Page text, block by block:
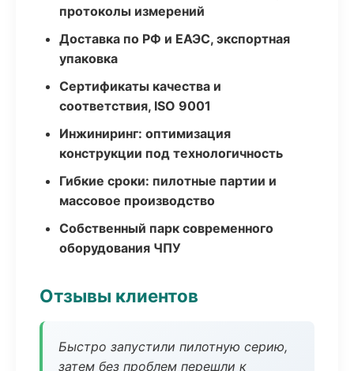
протоколы измерений
Доставка по РФ и ЕАЭС, экспортная
упаковка
Сертификаты качества и
соответствия, ISO 9001
Инжиниринг: оптимизация
конструкции под технологичность
Гибкие сроки: пилотные партии и
массовое производство
Собственный парк современного
оборудования ЧПУ
Отзывы клиентов
Быстро запустили пилотную серию,
затем без проблем перешли к